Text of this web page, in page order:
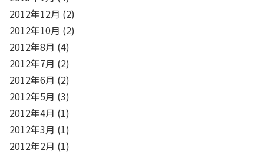
2012年12月 (2)
2012年10月 (2)
2012年8月 (4)
2012年7月 (2)
2012年6月 (2)
2012年5月 (3)
2012年4月 (1)
2012年3月 (1)
2012年2月 (1)